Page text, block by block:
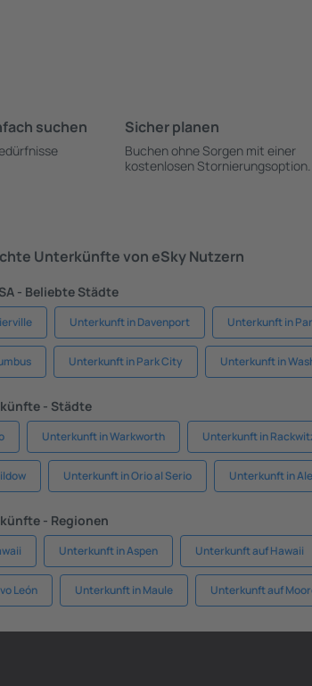
suchen Sicher planen
Buchen ohne Sorgen mit einer
kostenlosen Stornierungsoption.
Unterkünfte von eSky Nutzern
- Beliebte Städte
Unterkunft in Davenport Unterkunft in
Unterkunft in Park City Unterkunft in
- Städte
Unterkunft in Warkworth Unterkunft in
Unterkunft in Orio al Serio Unterkunft in
- Regionen
Unterkunft in Aspen Unterkunft auf Hawaii
León Unterkunft in Maule Unterkunft auf